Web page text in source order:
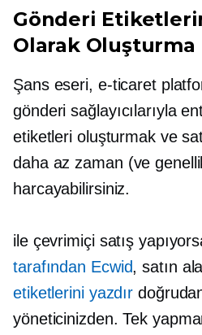
Gönderi
Olarak Oluşturma
Şans eseri, e-ticaret
gönderi sağlayıcılarıyla
etiketleri oluşturmak ve
daha az zaman (ve
harcayabilirsiniz.
ile çevrimiçi satış
tarafından Ecwid, satın
etiketlerini yazdır
yöneticinizden. Tek